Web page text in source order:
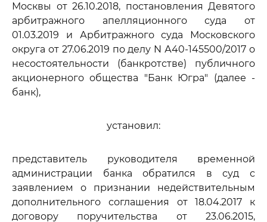
Москвы от 26.10.2018, постановления Девятого
арбитражного апелляционного суда от
01.03.2019 и Арбитражного суда Московского
округа от 27.06.2019 по делу N А40-145500/2017 о
несостоятельности (банкротстве) публичного
акционерного общества "Банк Югра" (далее -
банк),
установил:
представитель руководителя временной
администрации банка обратился в суд с
заявлением о признании недействительным
дополнительного соглашения от 18.04.2017 к
договору поручительства от 23.06.2015,